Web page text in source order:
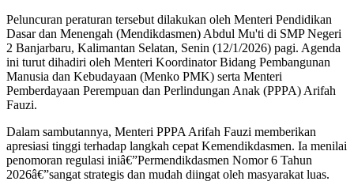
Peluncuran peraturan tersebut dilakukan oleh Menteri Pendidikan
Dasar dan Menengah (Mendikdasmen) Abdul Mu'ti di SMP Negeri
2 Banjarbaru, Kalimantan Selatan, Senin (12/1/2026) pagi. Agenda
ini turut dihadiri oleh Menteri Koordinator Bidang Pembangunan
Manusia dan Kebudayaan (Menko PMK) serta Menteri
Pemberdayaan Perempuan dan Perlindungan Anak (PPPA) Arifah
Fauzi.
Dalam sambutannya, Menteri PPPA Arifah Fauzi memberikan
apresiasi tinggi terhadap langkah cepat Kemendikdasmen. Ia menilai
penomoran regulasi iniâ€”Permendikdasmen Nomor 6 Tahun
2026â€”sangat strategis dan mudah diingat oleh masyarakat luas.